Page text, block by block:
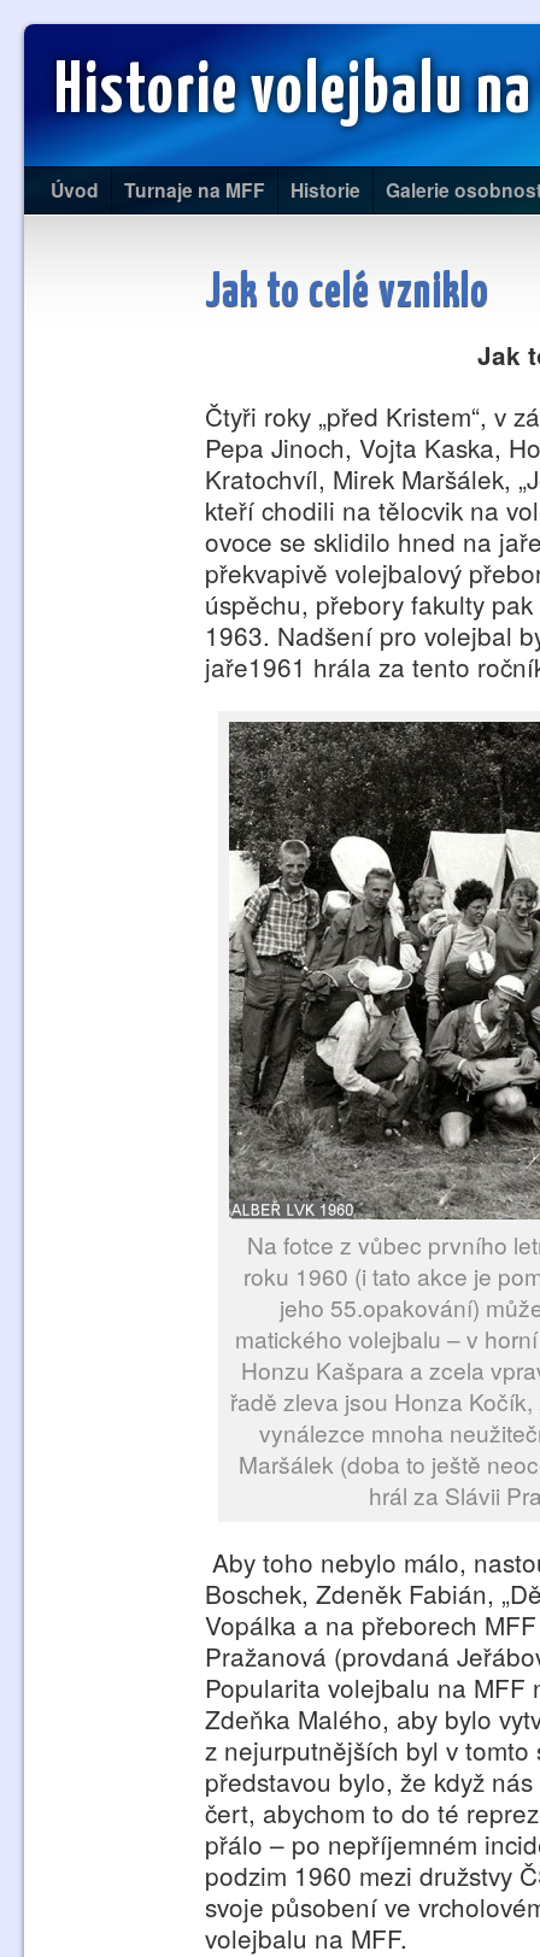
Historie volejbalu na
Úvod Turnaje na MFF Historie Galerie
Jak to celé vzniklo
Jak
Čtyři roky „před Kristem“, v
Pepa Jinoch, Vojta Kaska,
Kratochvíl, Mirek Maršálek,
kteří chodili na tělocvik na
ovoce se sklidilo hned na
překvapivě volejbalový
úspěchu, přebory fakulty
1963. Nadšení pro volejbal
jaře1961 hrála za tento
Na fotce z vůbec prvního
roku 1960 (i tato akce je
jeho 55.opakování)
matického volejbalu – v
Honzu Kašpara a zcela
řadě zleva jsou Honza Kočík,
vynálezce mnoha
Maršálek (doba to ještě
hrál za Slávii
Aby toho nebylo málo,
Boschek, Zdeněk Fabián,
Vopálka a na přeborech
Pražanová (provdaná
Popularita volejbalu na MFF
Zdeňka Malého, aby bylo
z nejurputnějších byl v
představou bylo, že když
čert, abychom to do té
přálo – po nepříjemném
podzim 1960 mezi družstvy
svoje působení ve
volejbalu na MFF.